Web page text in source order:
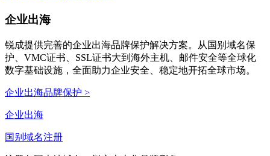
企业出海
锐成提供完善的企业出海品牌保护解决方案。从国别域名保
护、VMC证书、SSL证书大到海外主机、邮件安全等全球化
数字基础设施，全面助力企业安全、稳定地开拓全球市场。
企业出海品牌保护 >
企业出海
国别域名注册